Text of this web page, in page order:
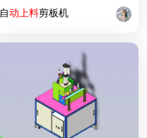
自动上料剪板机